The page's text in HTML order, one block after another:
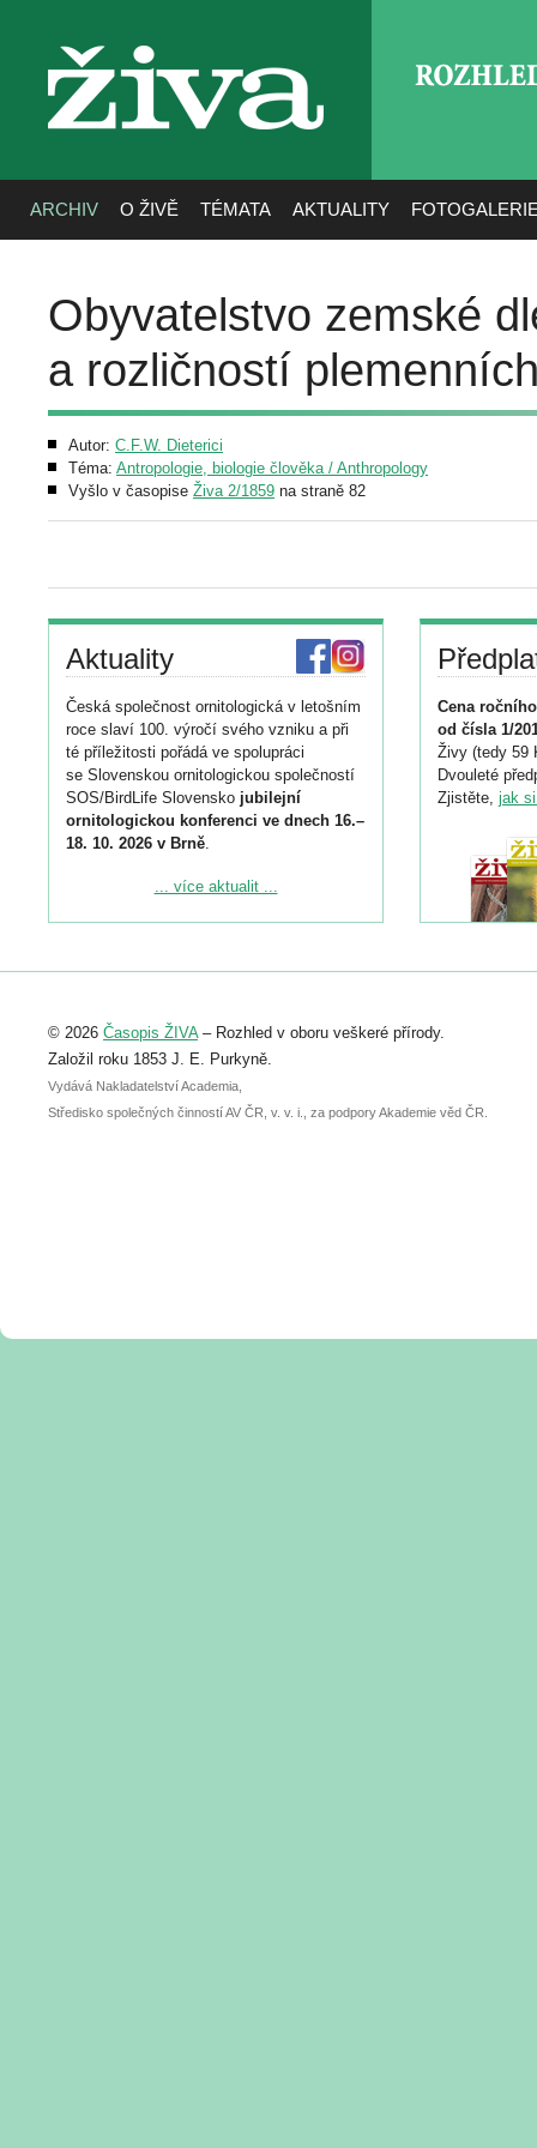
živa
ARCHIV O ŽIVĚ TÉMATA AKTUALITY
Obyvatelstvo zemské
a rozličností
Autor: C.F.W. Dieterici
Téma: Antropologie, biologie člověka / Anthropology
Vyšlo v časopise Živa 2/1859 na straně 82
Aktuality
Česká společnost ornitologická v letošním
roce slaví 100. výročí svého vzniku a při
té příležitosti pořádá ve spolupráci
se Slovenskou ornitologickou společností
SOS/BirdLife Slovensko jubilejní
ornitologickou konferenci ve dnech 16.–
18. 10. 2026 v Brně.
Podrobnější informace ke konferenci
Registrovat se můžete do 6. září.
abstraktu přihlášené přednášky nebo
posteru je už 30. června.
... více aktualit ...
Cena
od čísla 1/
Živy (tedy 59
Dvouleté
Zjistěte, jak
© 2026 Časopis ŽIVA– Rozhled v oboru veškeré přírody.
Založil roku 1853 J. E. Purkyně.
Vydává Nakladatelství Academia,
Středisko společných činností AV ČR, v. v. i., za podpory Akademie věd ČR.